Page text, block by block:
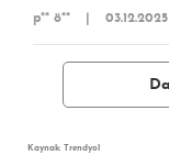
p** ö** 03.12.2025
Kaynak: Trendyol